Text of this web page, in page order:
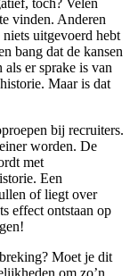
vinden. Anderen
uitgevoerd hebt
bang dat de kansen
er sprake is van
Maar is dat
bij recruiters.
worden. De
met
Een
of liegt over
effect ontstaan op
Moet je dit
om zo’n